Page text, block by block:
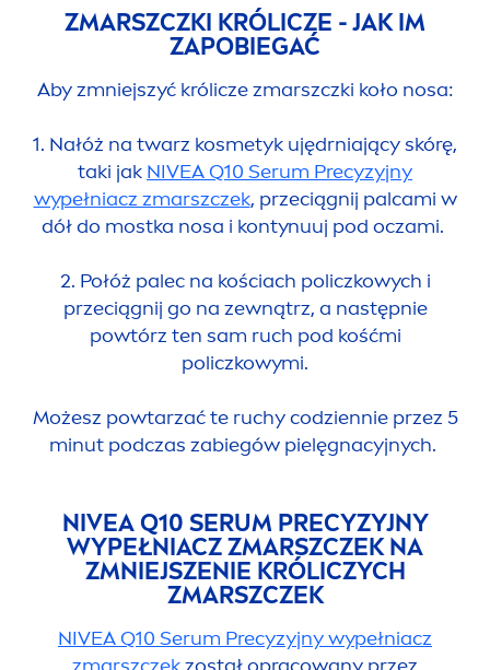
ZMARSZCZKI KRÓLICZE - JAK IM
ZAPOBIEGAĆ
Aby zmniejszyć królicze zmarszczki koło nosa:
1. Nałóż na twarz kosmetyk ujędrniający skórę,
taki jak NIVEAQ10 Serum Precyzyjny
wypełniacz zmarszczek, przeciągnij palcami w
dół do mostka nosa i kontynuuj pod oczami.
2. Połóż palec na kościach policzkowych i
przeciągnij go na zewnątrz, a następnie
powtórz ten sam ruch pod kośćmi
policzkowymi.
Możesz powtarzać te ruchy codziennie przez 5
minut podczas zabiegów pielęgnacyjnych.
NIVEAQ10 SERUM PRECYZYJNY
WYPEŁNIACZ ZMARSZCZEK NA
ZMNIEJSZENIE KRÓLICZYCH
ZMARSZCZEK
NIVEAQ10 Serum Precyzyjny wypełniacz